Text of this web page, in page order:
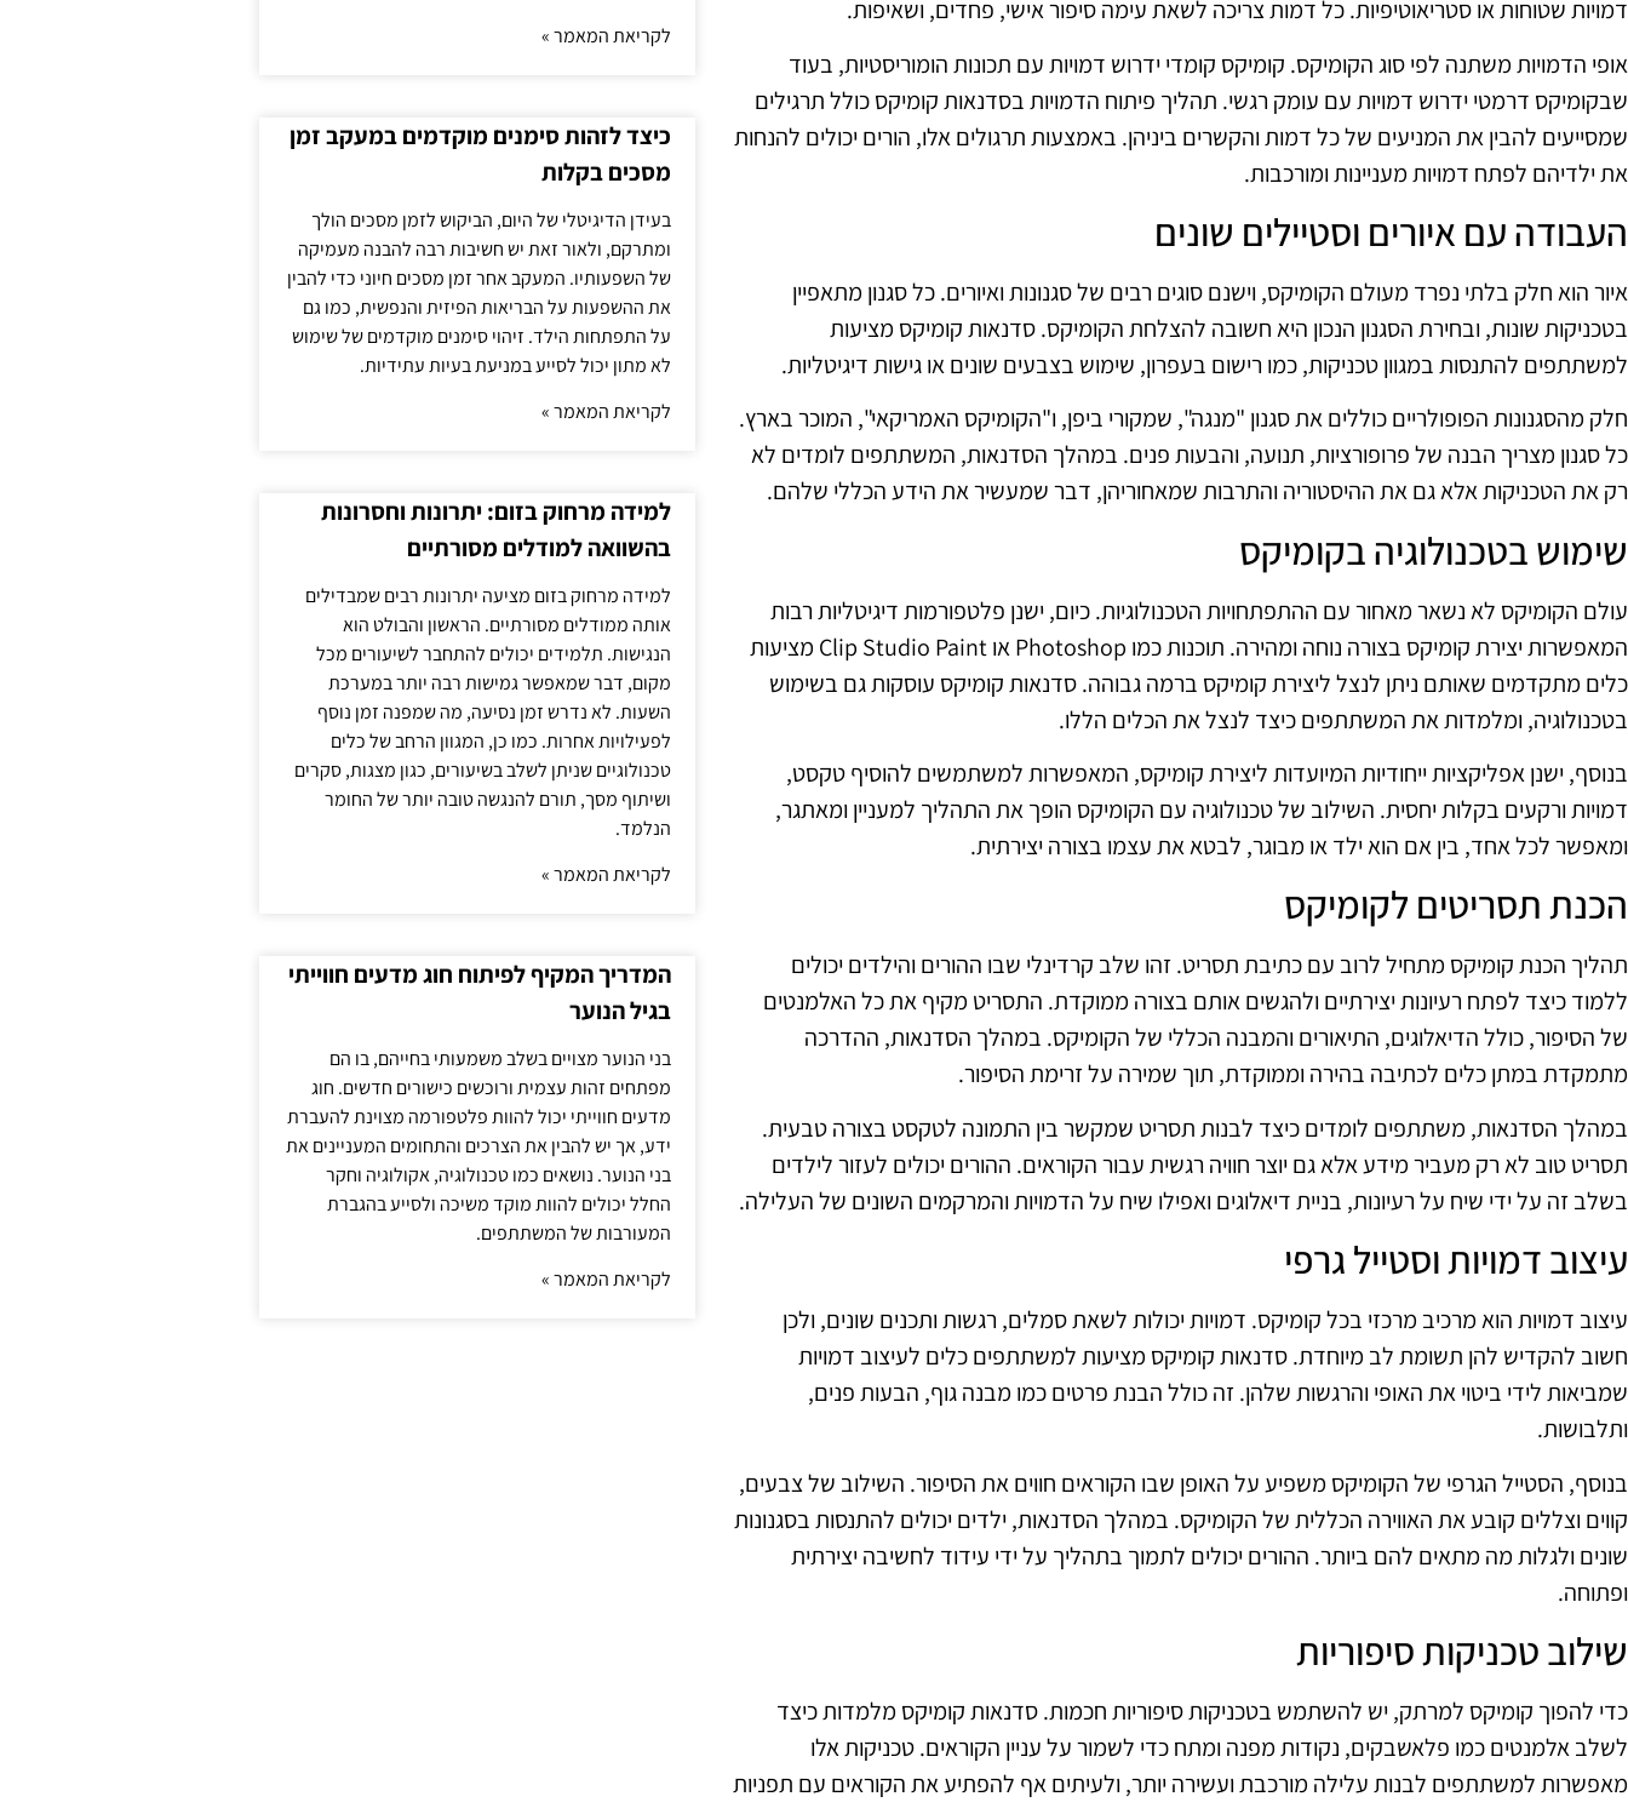
דמויות שטוחות או סטריאוטיפיות. כל דמות צריכה לשאת עימה סיפור אישי, פחדים, ושאיפות.
אופי הדמויות משתנה לפי סוג הקומיקס. קומיקס קומדי ידרוש דמויות עם תכונות הומוריסטיות, בעוד
שבקומיקס דרמטי ידרוש דמויות עם עומק רגשי. תהליך פיתוח הדמויות בסדנאות קומיקס כולל תרגילים
שמסייעים להבין את המניעים של כל דמות והקשרים ביניהן. באמצעות תרגולים אלו, הורים יכולים להנחות
את ילדיהם לפתח דמויות מעניינות ומורכבות.
העבודה עם איורים וסטיילים שונים
איור הוא חלק בלתי נפרד מעולם הקומיקס, וישנם סוגים רבים של סגנונות ואיורים. כל סגנון מתאפיין
בטכניקות שונות, ובחירת הסגנון הנכון היא חשובה להצלחת הקומיקס. סדנאות קומיקס מציעות
למשתתפים להתנסות במגוון טכניקות, כמו רישום בעפרון, שימוש בצבעים שונים או גישות דיגיטליות.
חלק מהסגנונות הפופולריים כוללים את סגנון "מנגה", שמקורי ביפן, ו"הקומיקס האמריקאי", המוכר בארץ.
כל סגנון מצריך הבנה של פרופורציות, תנועה, והבעות פנים. במהלך הסדנאות, המשתתפים לומדים לא
רק את הטכניקות אלא גם את ההיסטוריה והתרבות שמאחוריהן, דבר שמעשיר את הידע הכללי שלהם.
שימוש בטכנולוגיה בקומיקס
עולם הקומיקס לא נשאר מאחור עם ההתפתחויות הטכנולוגיות. כיום, ישנן פלטפורמות דיגיטליות רבות
המאפשרות יצירת קומיקס בצורה נוחה ומהירה. תוכנות כמו Photoshop או Clip Studio Paint מציעות
כלים מתקדמים שאותם ניתן לנצל ליצירת קומיקס ברמה גבוהה. סדנאות קומיקס עוסקות גם בשימוש
בטכנולוגיה, ומלמדות את המשתתפים כיצד לנצל את הכלים הללו.
בנוסף, ישנן אפליקציות ייחודיות המיועדות ליצירת קומיקס, המאפשרות למשתמשים להוסיף טקסט,
דמויות ורקעים בקלות יחסית. השילוב של טכנולוגיה עם הקומיקס הופך את התהליך למעניין ומאתגר,
ומאפשר לכל אחד, בין אם הוא ילד או מבוגר, לבטא את עצמו בצורה יצירתית.
הכנת תסריטים לקומיקס
תהליך הכנת קומיקס מתחיל לרוב עם כתיבת תסריט. זהו שלב קרדינלי שבו ההורים והילדים יכולים
ללמוד כיצד לפתח רעיונות יצירתיים ולהגשים אותם בצורה ממוקדת. התסריט מקיף את כל האלמנטים
של הסיפור, כולל הדיאלוגים, התיאורים והמבנה הכללי של הקומיקס. במהלך הסדנאות, ההדרכה
מתמקדת במתן כלים לכתיבה בהירה וממוקדת, תוך שמירה על זרימת הסיפור.
במהלך הסדנאות, משתתפים לומדים כיצד לבנות תסריט שמקשר בין התמונה לטקסט בצורה טבעית.
תסריט טוב לא רק מעביר מידע אלא גם יוצר חוויה רגשית עבור הקוראים. ההורים יכולים לעזור לילדים
בשלב זה על ידי שיח על רעיונות, בניית דיאלוגים ואפילו שיח על הדמויות והמרקמים השונים של העלילה.
עיצוב דמויות וסטייל גרפי
עיצוב דמויות הוא מרכיב מרכזי בכל קומיקס. דמויות יכולות לשאת סמלים, רגשות ותכנים שונים, ולכן
חשוב להקדיש להן תשומת לב מיוחדת. סדנאות קומיקס מציעות למשתתפים כלים לעיצוב דמויות
שמביאות לידי ביטוי את האופי והרגשות שלהן. זה כולל הבנת פרטים כמו מבנה גוף, הבעות פנים,
ותלבושות.
בנוסף, הסטייל הגרפי של הקומיקס משפיע על האופן שבו הקוראים חווים את הסיפור. השילוב של צבעים,
קווים וצללים קובע את האווירה הכללית של הקומיקס. במהלך הסדנאות, ילדים יכולים להתנסות בסגנונות
שונים ולגלות מה מתאים להם ביותר. ההורים יכולים לתמוך בתהליך על ידי עידוד לחשיבה יצירתית
ופתוחה.
שילוב טכניקות סיפוריות
כדי להפוך קומיקס למרתק, יש להשתמש בטכניקות סיפוריות חכמות. סדנאות קומיקס מלמדות כיצד
לשלב אלמנטים כמו פלאשבקים, נקודות מפנה ומתח כדי לשמור על עניין הקוראים. טכניקות אלו
מאפשרות למשתתפים לבנות עלילה מורכבת ועשירה יותר, ולעיתים אף להפתיע את הקוראים עם תפניות
לקריאת המאמר »
כיצד לזהות סימנים מוקדמים במעקב זמן
מסכים בקלות
בעידן הדיגיטלי של היום, הביקוש לזמן מסכים הולך
ומתרקם, ולאור זאת יש חשיבות רבה להבנה מעמיקה
של השפעותיו. המעקב אחר זמן מסכים חיוני כדי להבין
את ההשפעות על הבריאות הפיזית והנפשית, כמו גם
על התפתחות הילד. זיהוי סימנים מוקדמים של שימוש
לא מתון יכול לסייע במניעת בעיות עתידיות.
לקריאת המאמר »
למידה מרחוק בזום: יתרונות וחסרונות
בהשוואה למודלים מסורתיים
למידה מרחוק בזום מציעה יתרונות רבים שמבדילים
אותה ממודלים מסורתיים. הראשון והבולט הוא
הנגישות. תלמידים יכולים להתחבר לשיעורים מכל
מקום, דבר שמאפשר גמישות רבה יותר במערכת
השעות. לא נדרש זמן נסיעה, מה שמפנה זמן נוסף
לפעילויות אחרות. כמו כן, המגוון הרחב של כלים
טכנולוגיים שניתן לשלב בשיעורים, כגון מצגות, סקרים
ושיתוף מסך, תורם להנגשה טובה יותר של החומר
הנלמד.
לקריאת המאמר »
המדריך המקיף לפיתוח חוג מדעים חווייתי
בגיל הנוער
בני הנוער מצויים בשלב משמעותי בחייהם, בו הם
מפתחים זהות עצמית ורוכשים כישורים חדשים. חוג
מדעים חווייתי יכול להוות פלטפורמה מצוינת להעברת
ידע, אך יש להבין את הצרכים והתחומים המעניינים את
בני הנוער. נושאים כמו טכנולוגיה, אקולוגיה וחקר
החלל יכולים להוות מוקד משיכה ולסייע בהגברת
המעורבות של המשתתפים.
לקריאת המאמר »